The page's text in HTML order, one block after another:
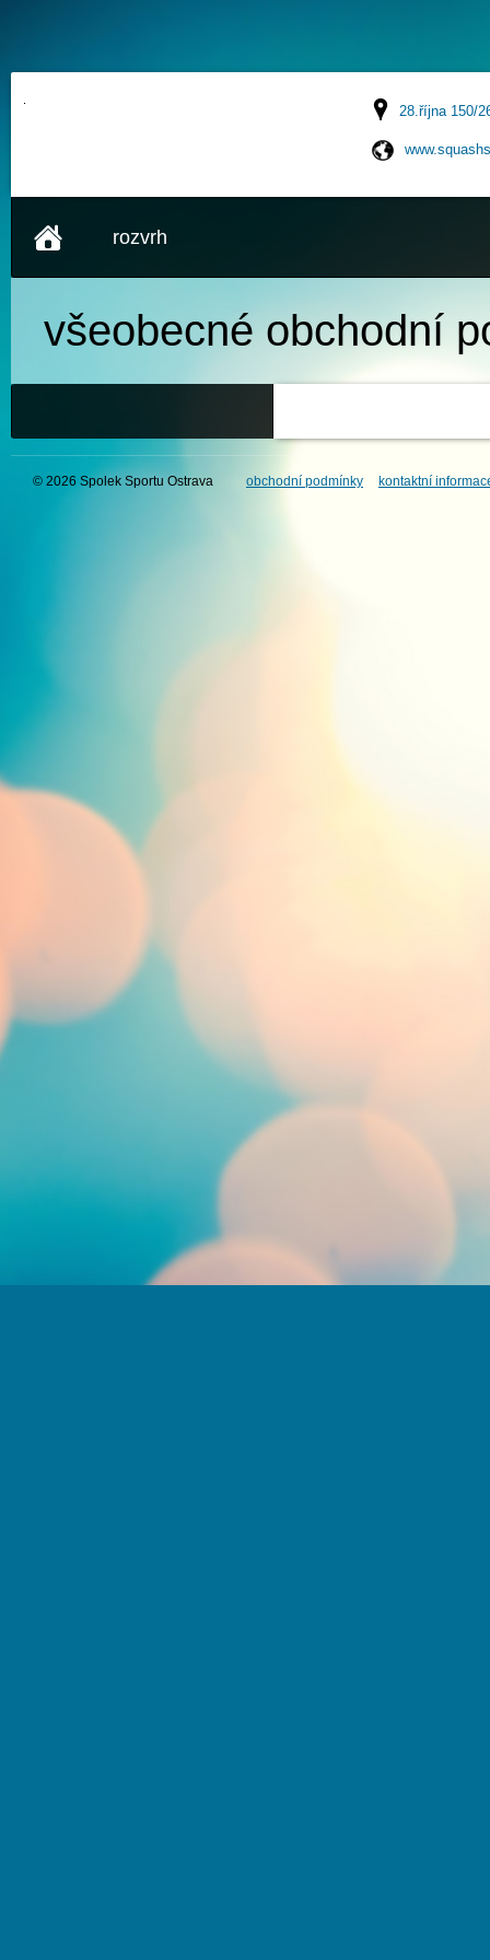
28.října 150/
rozvrh
všeobecné obchodní
© 2026 Spolek Sportu Ostrava obchodní podmínky kontaktní